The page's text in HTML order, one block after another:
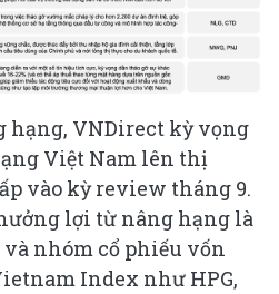
hạng, VNDirect kỳ vọng
Việt Nam lên thị
vào kỳ review tháng 9.
lợi từ nâng hạng là
nhóm cổ phiếu vốn
Index như HPG,